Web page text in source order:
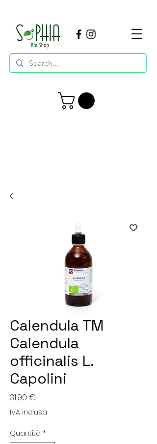
Calendula TM
Calendula
officinalis L.
Capolini
31,90 €
IVA inclusa
Quantità *